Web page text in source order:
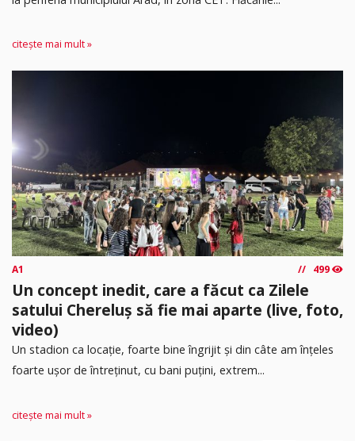
citește mai mult »
A1 499
Un concept inedit, care a făcut ca Zilele
satului Chereluș să fie mai aparte (live, foto,
video)
Un stadion ca locație, foarte bine îngrijit și din câte am înțeles
foarte ușor de întreținut, cu bani puțini, extrem...
citește mai mult »